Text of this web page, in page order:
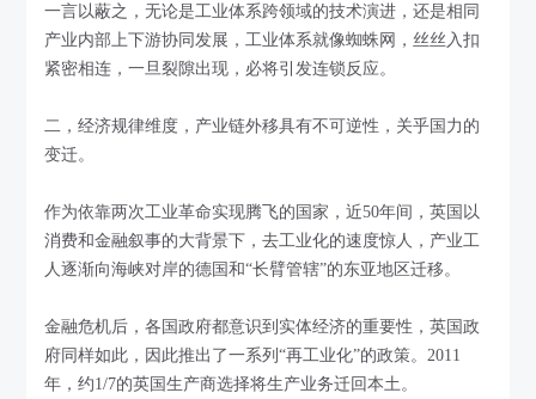
一言以蔽之，无论是工业体系跨领域的技术演进，还是相同
产业内部上下游协同发展，工业体系就像蜘蛛网，丝丝入扣
紧密相连，一旦裂隙出现，必将引发连锁反应。
二，经济规律维度，产业链外移具有不可逆性，关乎国力的
变迁。
作为依靠两次工业革命实现腾飞的国家，近50年间，英国以
消费和金融叙事的大背景下，去工业化的速度惊人，产业工
人逐渐向海峡对岸的德国和“长臂管辖”的东亚地区迁移。
金融危机后，各国政府都意识到实体经济的重要性，英国政
府同样如此，因此推出了一系列“再工业化”的政策。2011
年，约1/7的英国生产商选择将生产业务迁回本土。